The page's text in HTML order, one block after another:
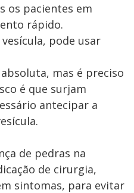
os pacientes em
rápido.
pode usar
mas é preciso
é que surjam
antecipar a
de pedras na
de cirurgia,
sintomas, para evitar